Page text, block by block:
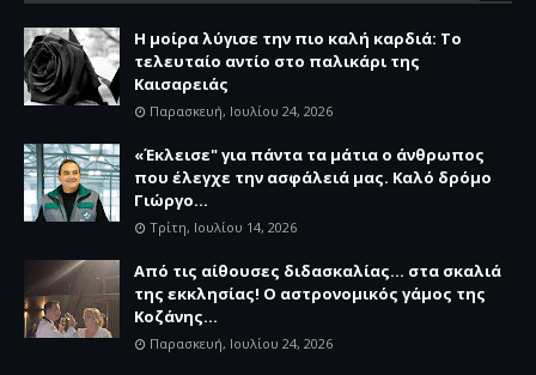
Η μοίρα λύγισε την πιο καλή καρδιά: Το
τελευταίο αντίο στο παλικάρι της
Καισαρειάς
Παρασκευή, Ιουλίου 24, 2026
«Έκλεισε" για πάντα τα μάτια ο άνθρωπος
που έλεγχε την ασφάλειά μας. Καλό δρόμο
Γιώργο...
Τρίτη, Ιουλίου 14, 2026
Από τις αίθουσες διδασκαλίας… στα σκαλιά
της εκκλησίας! Ο αστρονομικός γάμος της
Κοζάνης...
Παρασκευή, Ιουλίου 24, 2026